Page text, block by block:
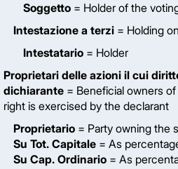
Soggetto = Holder of the
Intestazione a terzi = Holding
Intestatario = Holder
Proprietari delle azioni il cui
dichiarante = Beneficial owners
right is exercised by the declarant
Proprietario = Party owning the
Su Tot. Capitale = As
Su Cap. Ordinario = As